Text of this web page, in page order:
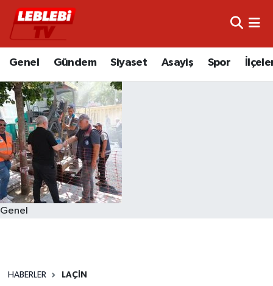
Genel Gündem Siyaset Asayiş Spor
Genel
HABERLER LAÇIN
Hava Durumu
Trafik Durumu
Süper Lig Puan Durumu ve Fikstür
Tüm Manşetler
Son Dakika Haberleri